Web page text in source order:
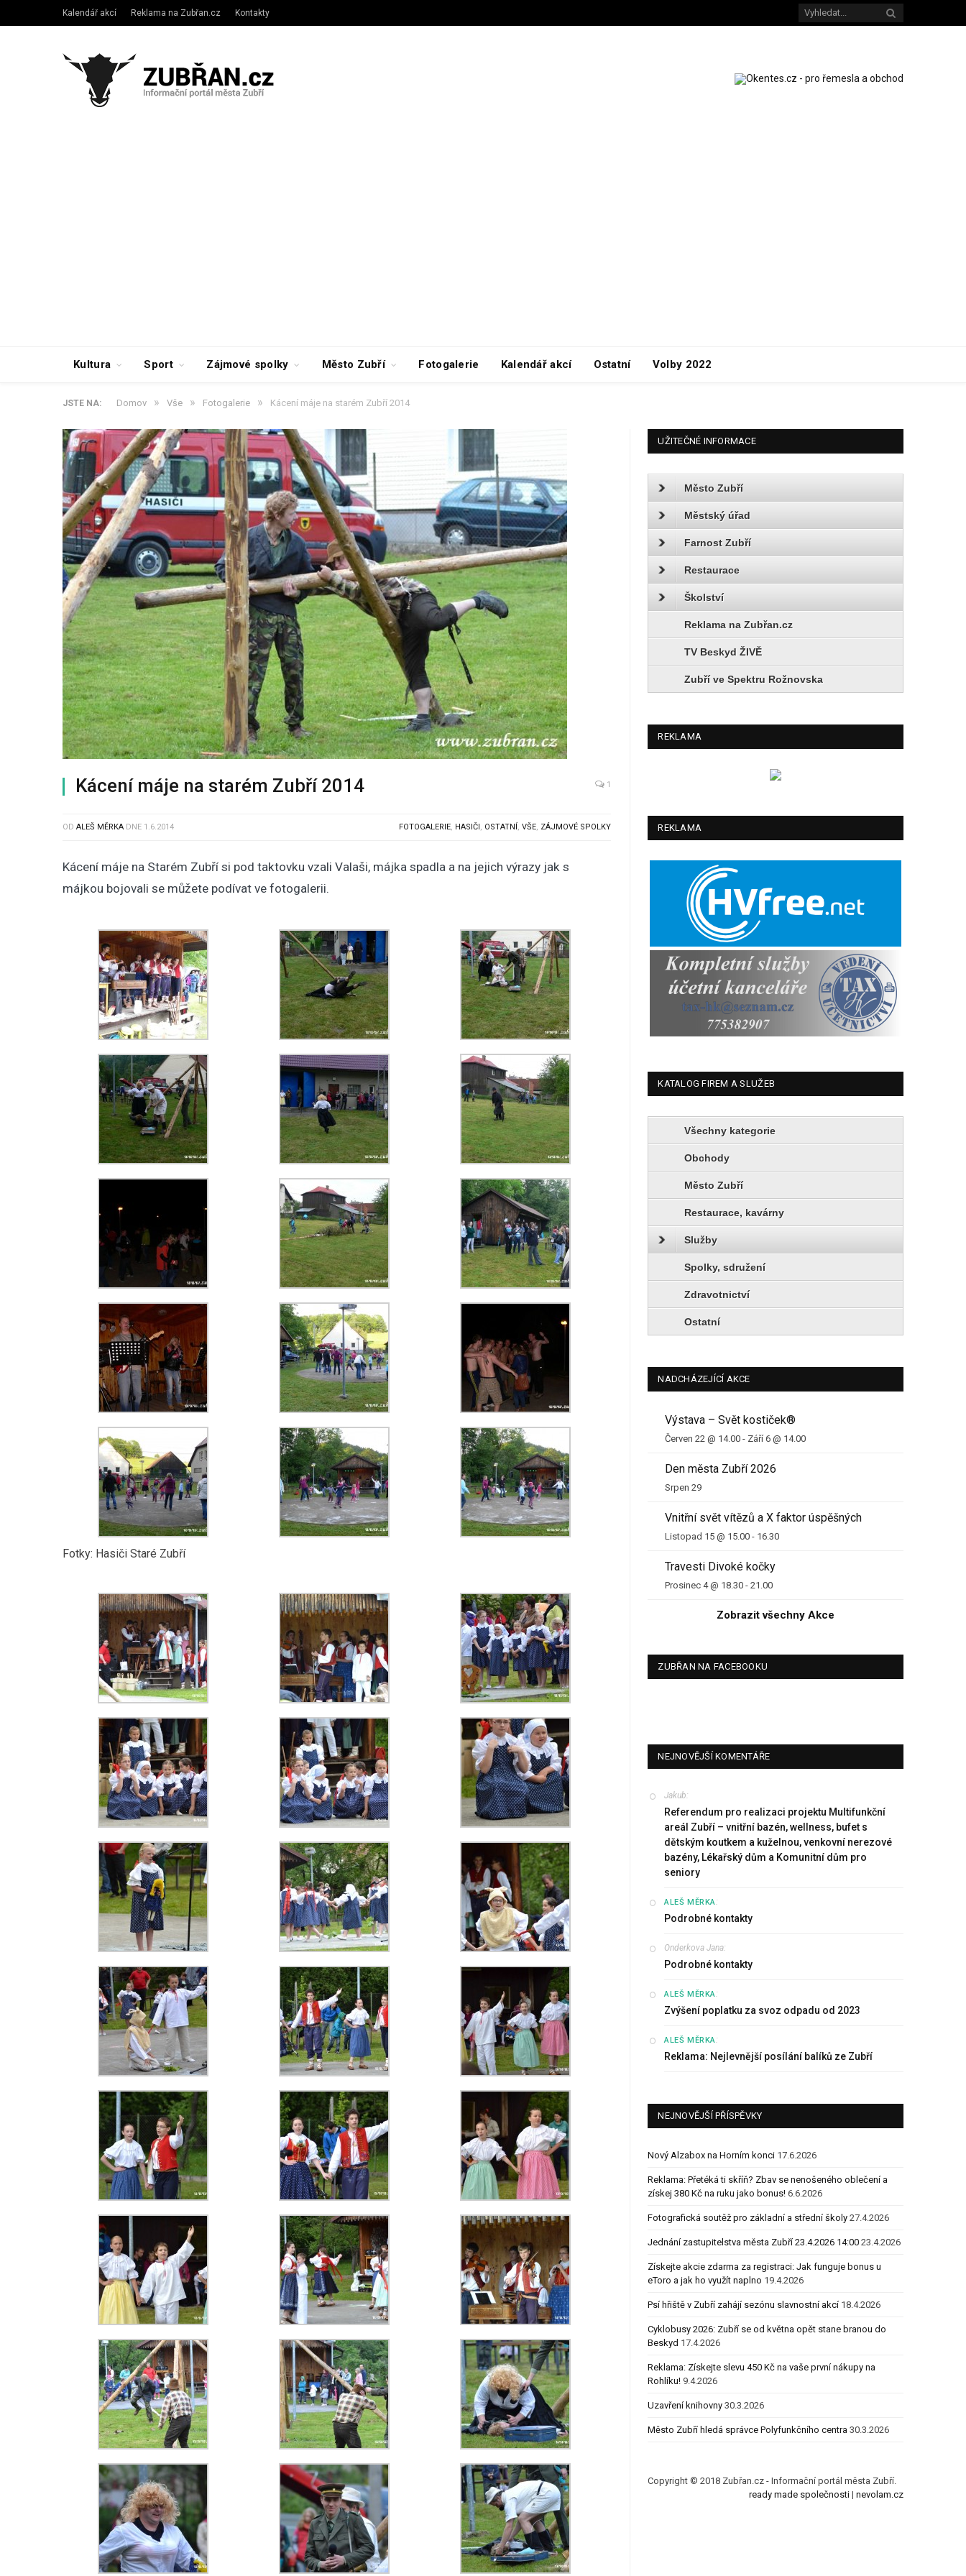
Kalendář akcí Reklama na Zubřan.cz Kontakty
Kultura Sport Zájmové spolky Město Zubří Fotogalerie Kalendář akcí Ostatní Volby 2022
JSTE NA: Domov » Vše » Fotogalerie » Kácení máje na starém Zubří 2014
Kácení máje na starém Zubří 2014 1
OD ALEŠ MĚRKA DNE 1.6.2014 FOTOGALERIE, HASIČI, OSTATNÍ,VŠE, ZÁJMOVÉ SPOLKY
Kácení máje na Starém Zubří si pod taktovku vzali Valaši, májka spadla a na jejich výrazy jak s
májkou bojovali se můžete podívat ve fotogalerii.
Fotky: Hasiči Staré Zubří
UŽITEČNÉ INFORMACE
Město Zubří
Městský úřad
Farnost Zubří
Restaurace
Školství
Reklama na Zubřan.cz
TV Beskyd ŽIVĚ
Zubří ve Spektru Rožnovska
REKLAMA
REKLAMA
KATALOG FIREM A SLUŽEB
Všechny kategorie
Obchody
Město Zubří
Restaurace, kavárny
Služby
Spolky, sdružení
Zdravotnictví
Ostatní
NADCHÁZEJÍCÍ AKCE
Výstava – Svět kostiček®
Červen 22 @ 14.00 - Září 6 @ 14.00
Den města Zubří 2026
Srpen 29
Vnitřní svět vítězů a X faktor úspěšných
Listopad 15 @ 15.00 - 16.30
Travesti Divoké kočky
Prosinec 4 @ 18.30 -21.00
Zobrazit všechny Akce
ZUBŘAN NA FACEBOOKU
NEJNOVĚJŠÍ KOMENTÁŘE
Jakub:
Referendum pro realizaci projektu Multifunkční
areál Zubří – vnitřní bazén, wellness, bufet s
dětským koutkem a kuželnou, venkovní nerezové
bazény, Lékařský dům a Komunitní dům pro
seniory
ALEŠ MĚRKA:
Podrobné kontakty
Onderkova Jana:
Podrobné kontakty
ALEŠ MĚRKA:
Zvýšení poplatku za svoz odpadu od 2023
ALEŠ MĚRKA:
Reklama: Nejlevnější posílání balíků ze Zubří
NEJNOVĚJŠÍ PŘÍSPĚVKY
Nový Alzabox na Horním konci 17.6.2026
Reklama: Přetéká ti skříň? Zbav se nenošeného oblečení a
získej 380 Kč na ruku jako bonus! 6.6.2026
Fotografická soutěž pro základní a střední školy 27.4.2026
Jednání zastupitelstva města Zubří 23.4.2026 14:00 23.4.2026
Získejte akcie zdarma za registraci: Jak funguje bonus u
eToro a jak ho využít naplno 19.4.2026
Psí hřiště v Zubří zahájí sezónu slavnostní akcí 18.4.2026
Cyklobusy 2026: Zubří se od května opět stane branou do
Beskyd 17.4.2026
Reklama: Získejte slevu 450 Kč na vaše první nákupy na
Rohlíku! 9.4.2026
Uzavření knihovny 30.3.2026
Město Zubří hledá správce Polyfunkčního centra 30.3.2026
Copyright © 2018 Zubřan.cz - Informační portál města Zubří.
ready made společnosti| nevolam.cz